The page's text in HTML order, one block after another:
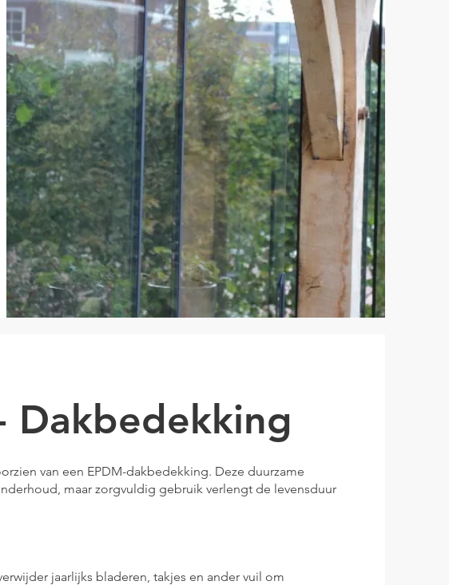
Dakbedekking
van een EPDM-dakbedekking. Deze duurzame
maar zorgvuldig gebruik verlengt de levensduur
jaarlijks bladeren, takjes en ander vuil om